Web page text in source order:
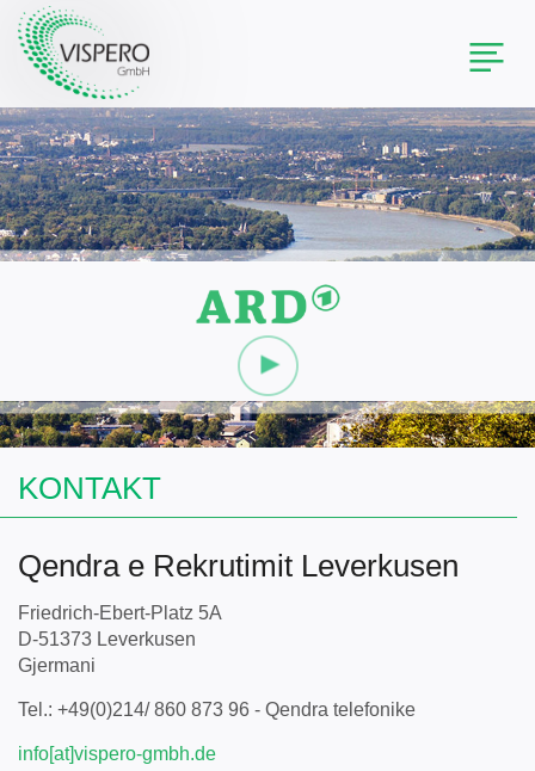
KONTAKT
Qendra e Rekrutimit Leverkusen
Friedrich-Ebert-Platz 5A
D-51373 Leverkusen
Gjermani
Tel.: +49(0)214/ 860 873 96 - Qendra telefonike
info[at]vispero-gmbh.de